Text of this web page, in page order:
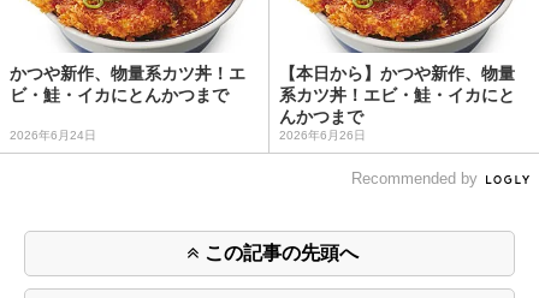
かつや新作、物量系カツ丼！エ
ビ・鮭・イカにとんかつまで
2026年6月24日
【本日から】かつや新作、物量
系カツ丼！エビ・鮭・イカにと
んかつまで
2026年6月26日
Recommended by
この記事の先頭へ